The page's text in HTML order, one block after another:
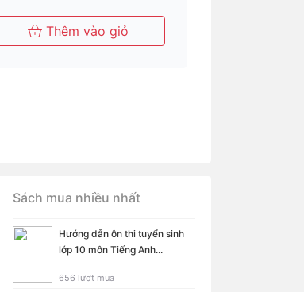
Thêm vào giỏ
Sách mua nhiều nhất
Hướng dẫn ôn thi tuyển sinh
lớp 10 môn Tiếng Anh...
656 lượt mua